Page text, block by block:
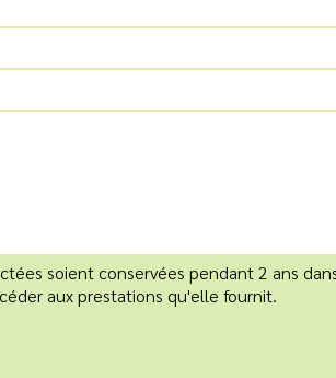
soient conservées pendant 2 ans
aux prestations qu'elle fournit.